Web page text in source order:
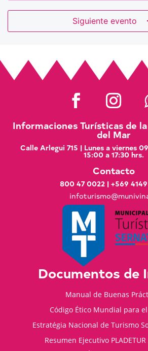
Siguiente evento
Informaciones Turísticas de
del Mar
Calle Arlegui 715 | Lunes a viernes
15:00 a 17:30 hrs.
Contacto
800 47 0022 | +569
Documentos de
Manual de Buenas
Código Ético Mundial para
Estratégia Nacional de Turismo
Resumen Ejecutivo